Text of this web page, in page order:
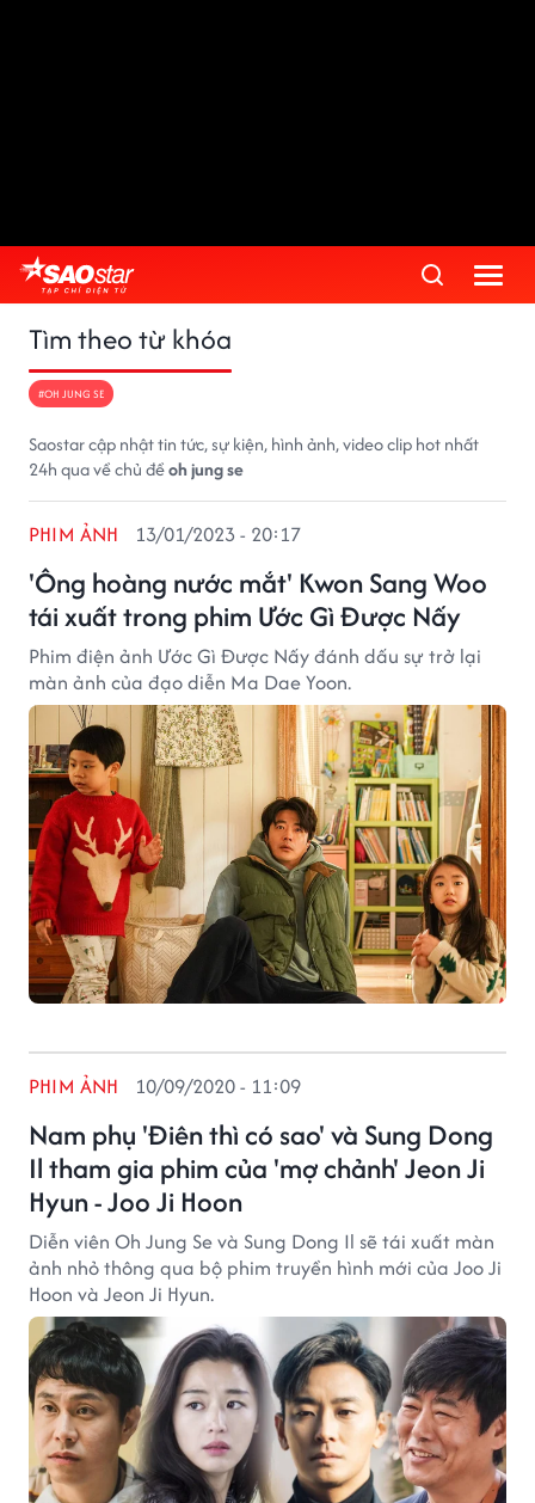
Tìm theo từ khóa
#OH JUNG SE
Saostar cập nhật tin tức, sự kiện, hình ảnh, video clip hot nhất
24h qua về chủ đềoh jung se
'Ông hoàng nước mắt' Kwon Sang Woo
tái xuất trong phim Ước Gì Được Nấy
PHIM ẢNH 13/01/2023 - 20:17
Phim điện ảnh Ước Gì Được Nấy đánh dấu sự trở lại
màn ảnh của đạo diễn Ma Dae Yoon.
Nam phụ 'Điên thì có sao' và Sung Dong
Il tham gia phim của 'mợ chảnh' Jeon Ji
Hyun - Joo Ji Hoon
PHIM ẢNH 10/09/2020 - 11:09
Diễn viên Oh Jung Se và Sung Dong Il sẽ tái xuất màn
ảnh nhỏ thông qua bộ phim truyền hình mới của Joo Ji
Hoon và Jeon Ji Hyun.